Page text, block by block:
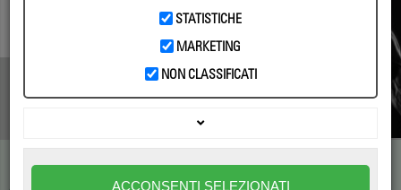
Arbor Meeting 2025 a Firenze!
STATISTICHE
MARKETING
NON CLASSIFICATI
ACCONSENTI SELEZIONATI